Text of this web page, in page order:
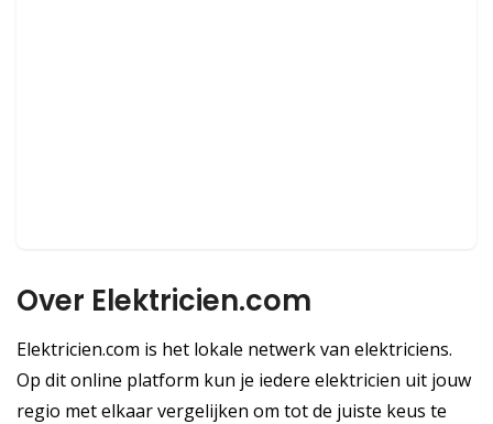
Over Elektricien.com
Elektricien.com is het lokale netwerk van elektriciens.
Op dit online platform kun je iedere elektricien uit jouw
regio met elkaar vergelijken om tot de juiste keus te